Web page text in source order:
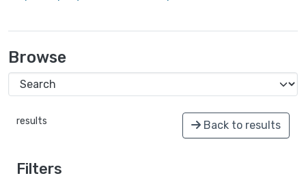
Browse
results Back to results
Filters